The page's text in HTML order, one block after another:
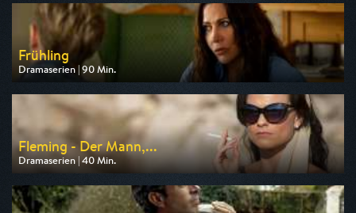
Frühling
Dramaserien | 90 Min.
Ausgestrahlt von ZDF
am 09.08.2026, 20:15
Fleming - Der Mann,...
Dramaserien | 40 Min.
Ausgestrahlt von One
am 11.08.2026, 20:15